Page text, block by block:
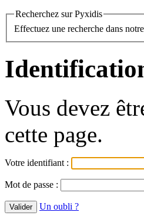
Recherchez sur Pyxidis
Effectuez une recherche dans
Vous devez
cette page.
Votre identifiant :
Mot de passe :
Un oubli ?